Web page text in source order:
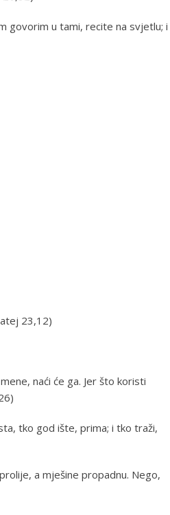
govorim u tami, recite na svjetlu; i
23,12)
naći će ga. Jer što koristi
tko god ište, prima; i tko traži,
a mješine propadnu. Nego,